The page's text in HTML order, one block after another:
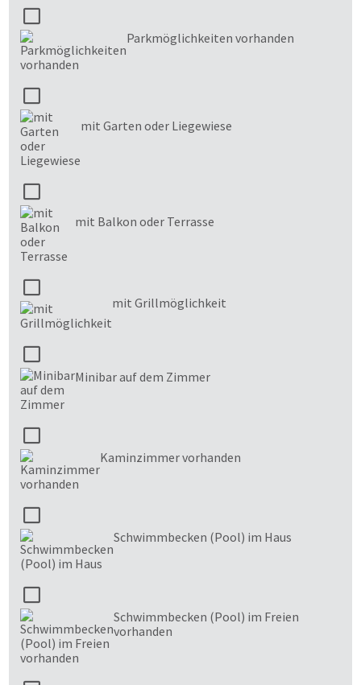
Parkmöglichkeiten vorhanden
mit Garten oder Liegewiese
mit Balkon oder Terrasse
mit Grillmöglichkeit
Minibar auf dem Zimmer
Kaminzimmer vorhanden
Schwimmbecken (Pool) im Haus
Schwimmbecken (Pool) im Freien
vorhanden